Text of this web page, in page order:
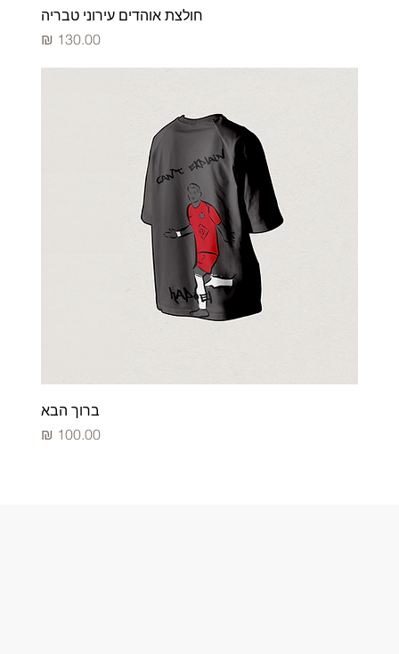
חולצת אוהדים עירוני טבריה
מחיר‏130.00 ‏₪
ברוך הבא
מחיר‏100.00 ‏₪